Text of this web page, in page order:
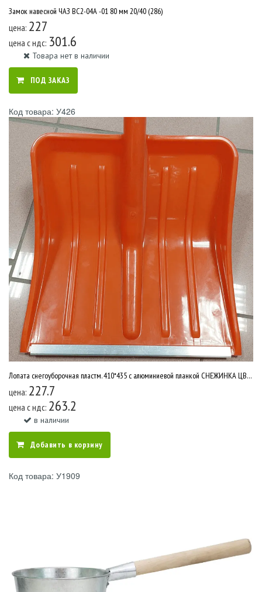
Замок навесной ЧАЗ ВС2-04А -01 80 мм 20/40 (286)
цена: 227
цена c ндс: 301.6
Товара нет в наличии
ПОД ЗАКАЗ
Код товара: У426
Лопата снегоуборочная пластм. 410*435 с алюминиевой планкой СНЕЖИНКА ЦВЕТНАЯ /10 У426
цена: 227.7
цена c ндс: 263.2
в наличии
Добавить в корзину
Код товара: У1909